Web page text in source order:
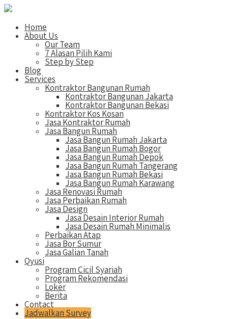
Home
About Us
Our Team
7 Alasan Pilih Kami
Step by Step
Blog
Services
Kontraktor Bangunan Rumah
Kontraktor Bangunan Jakarta
Kontraktor Bangunan Bekasi
Kontraktor Kos Kosan
Jasa Kontraktor Rumah
Jasa Bangun Rumah
Jasa Bangun Rumah Jakarta
Jasa Bangun Rumah Bogor
Jasa Bangun Rumah Depok
Jasa Bangun Rumah Tangerang
Jasa Bangun Rumah Bekasi
Jasa Bangun Rumah Karawang
Jasa Renovasi Rumah
Jasa Perbaikan Rumah
Jasa Design
Jasa Desain Interior Rumah
Jasa Desain Rumah Minimalis
Perbaikan Atap
Jasa Bor Sumur
Jasa Galian Tanah
Qyusi
Program Cicil Syariah
Program Rekomendasi
Loker
Berita
Contact
Jadwalkan Survey